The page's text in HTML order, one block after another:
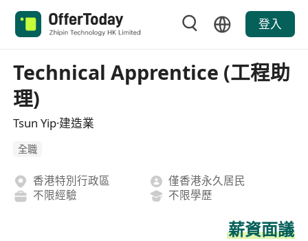
登入
Technical Apprentice (工程助
理)
Tsun Yip·建造業
全職
香港特別行政區
僅香港永久居民
不限經驗
不限學歷
薪資面議